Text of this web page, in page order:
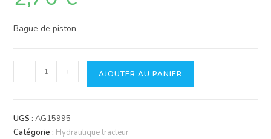
Bague de piston
quantité
de
anti
extrusion
- + AJOUTER AU PANIER
UGS :AG15995
Catégorie : Hydraulique tracteur